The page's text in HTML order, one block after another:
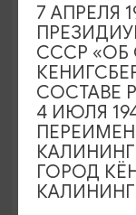
Европа
3 дня/2
10:00
7 АПРЕЛЯ
СССР «ОБ
СОСТАВЕ
4 ИЮЛЯ
ГОРОД